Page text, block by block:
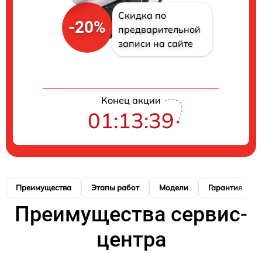
-20%
Скидка по
предварительной
записи на сайте
Конец акции
01:13:38
Преимущества Этапы работ Модели Гарантия
Преимущества сервис-
центра